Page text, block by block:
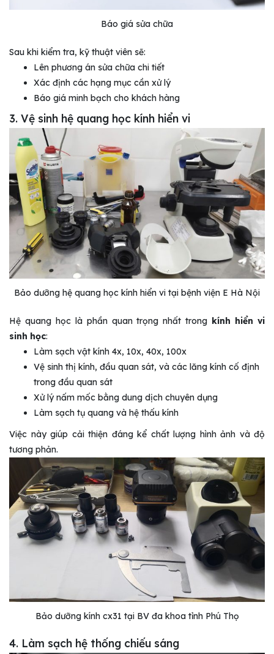
Báo giá sửa chữa
Sau khi kiểm tra, kỹ thuật viên sẽ:
Lên phương án sửa chữa chi tiết
Xác định các hạng mục cần xử lý
Báo giá minh bạch cho khách hàng
3. Vệ sinh hệ quang học kính hiển vi
Bảo dưỡng hệ quang học kính hiển vi tại bệnh viện E Hà Nội
Hệ quang học là phần quan trọng nhất trong kính hiển vi
sinh học:
Làm sạch vật kính 4x, 10x, 40x, 100x
Vệ sinh thị kính, đầu quan sát, và các lăng kính cố định
trong đầu quan sát
Xử lý nấm mốc bằng dung dịch chuyên dụng
Làm sạch tụ quang và hệ thấu kính
Việc này giúp cải thiện đáng kể chất lượng hình ảnh và độ
tương phản.
Bảo dưỡng kính cx31 tại BV đa khoa tỉnh Phú Thọ
4. Làm sạch hệ thống chiếu sáng